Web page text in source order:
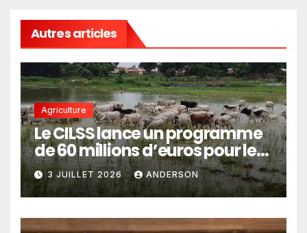
Autres articles
Agriculture
Le CILSS lance un programme
de 60 millions d’euros pour le
pastoralisme
3 JUILLET 2026 ANDERSON